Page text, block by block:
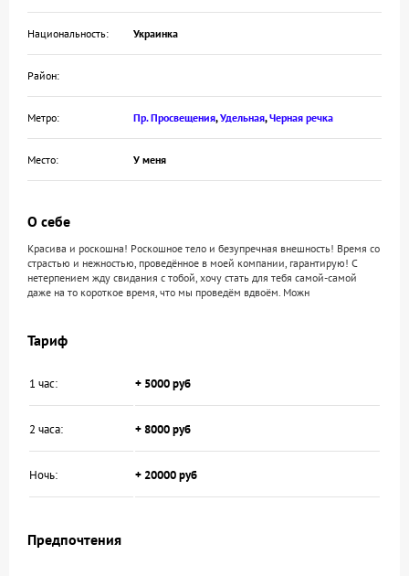
Национальность: Украинка
Район:
Метро: Пр. Просвещения,Удельная,Черная речка
Место: У меня
О себе
Красива и роскошна! Роскошное тело и безупречная внешность! Время со
страстью и нежностью, проведённое в моей компании, гарантирую! С
нетерпением жду свидания с тобой, хочу стать для тебя самой-самой
даже на то короткое время, что мы проведём вдвоём. Можн
Тариф
1 час: + 5000 руб
2 часа: + 8000 руб
Ночь: + 20000 руб
Предпочтения